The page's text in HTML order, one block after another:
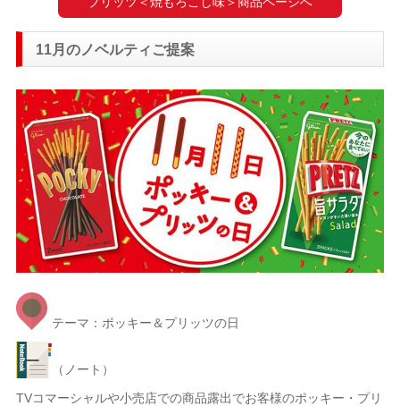
11月のノベルティご提案
テーマ：ポッキー＆プリッツの日
（ノート）
TVコマーシャルや小売店での商品露出でお客様のポッキー・プリ